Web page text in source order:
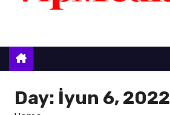
n
Day: İyun 6, 2022